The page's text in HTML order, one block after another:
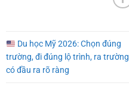
Du học Mỹ 2026: Chọn đúng
trường, đi đúng lộ trình, ra trường
có đầu ra rõ ràng